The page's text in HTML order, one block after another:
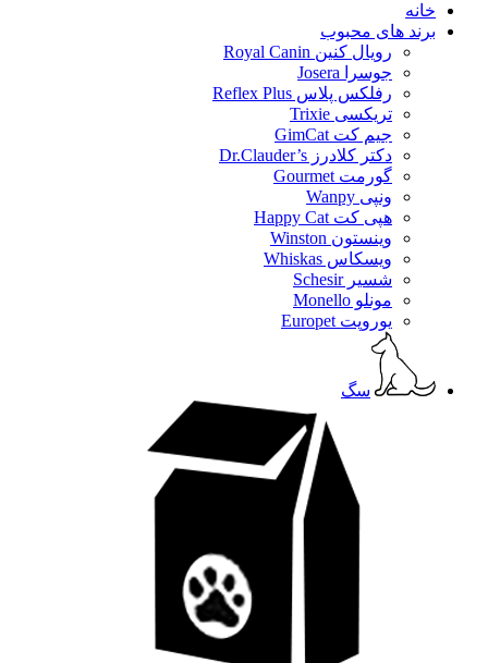
خانه
برند های محبوب
رویال کنین Royal Canin
جوسرا Josera
رفلکس پلاس Reflex Plus
تریکسی Trixie
جیم کت GimCat
دکتر کلادرز Dr.Clauder’s
گورمت Gourmet
ونپی Wanpy
هپی کت Happy Cat
وینستون Winston
ویسکاس Whiskas
شسیر Schesir
مونلو Monello
یوروپت Europet
سگ